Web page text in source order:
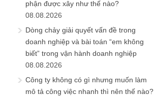
phận được xây như thế nào?
08.08.2026
Dòng chảy giải quyết vấn đề trong
doanh nghiệp và bài toán “em không
biết” trong vận hành doanh nghiệp
08.08.2026
Công ty không có gì nhưng muốn làm
mô tả công việc nhanh thì nên thế nào?